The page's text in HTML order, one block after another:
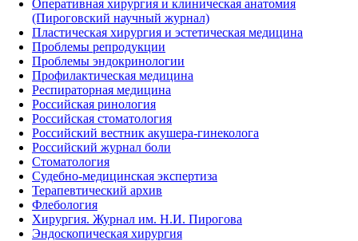
Оперативная хирургия и клиническая анатомия
(Пироговский научный журнал)
Пластическая хирургия и эстетическая медицина
Проблемы репродукции
Проблемы эндокринологии
Профилактическая медицина
Респираторная медицина
Российская ринология
Российская стоматология
Российский вестник акушера-гинеколога
Российский журнал боли
Стоматология
Судебно-медицинская экспертиза
Терапевтический архив
Флебология
Хирургия. Журнал им. Н.И. Пирогова
Эндоскопическая хирургия